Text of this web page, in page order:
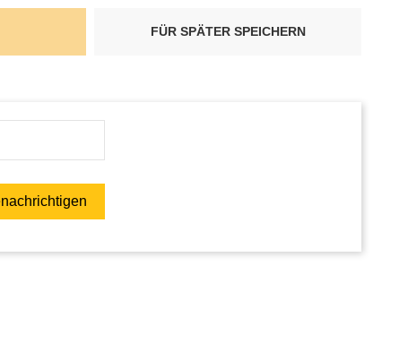
FÜR SPÄTER SPEICHERN